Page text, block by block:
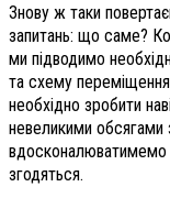
Знову ж таки
запитань: що саме?
ми підводимо
та схему
необхідно зробити
невеликими обсягами
вдосконалюватимемо
згодяться.